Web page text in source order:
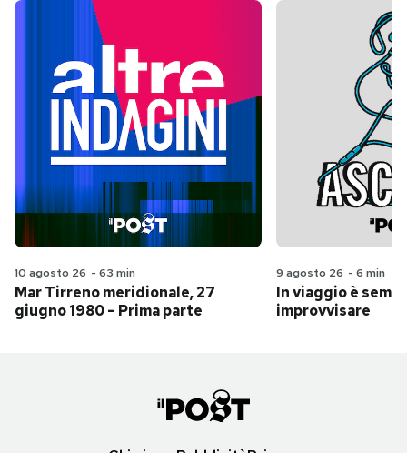
10 agosto 26 - 63 min
Mar Tirreno meridionale, 27
giugno 1980 – Prima parte
9 agosto 26 - 6 min
In viaggio è
improvvisare